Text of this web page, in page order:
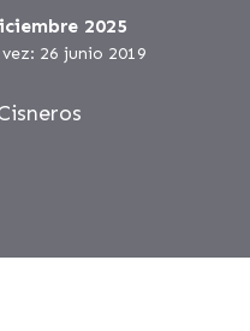
2025
26 junio 2019